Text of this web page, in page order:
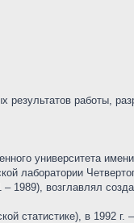
работы,
университета
лаборатории
1989), возглавлял
статистике), в 1992 г.